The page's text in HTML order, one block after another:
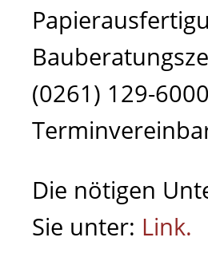
(0261) 129-
Die nötigen
Sie unter: Link.